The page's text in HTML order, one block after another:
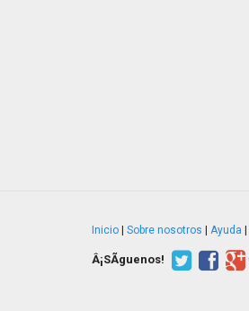
Inicio Sobre nosotros Ayuda
Â¡SÃ­guenos!